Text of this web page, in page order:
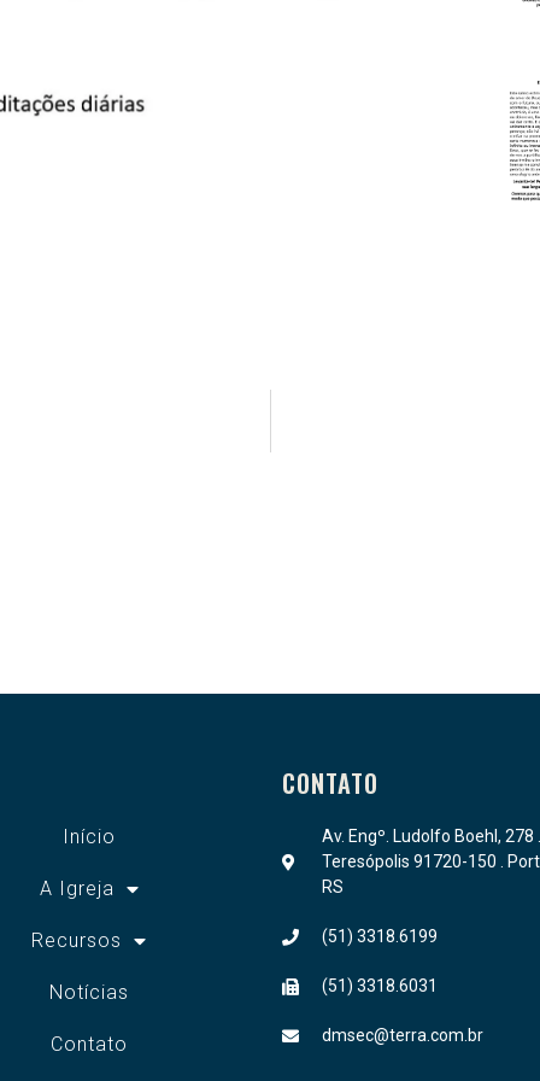
Início
A Igreja
Recursos
Notícias
Contato
CONTATO
Av. Engº. Ludolfo Boehl, 278 .
Teresópolis 91720-150 .
RS
(51) 3318.6199
(51) 3318.6031
dmsec@terra.com.br